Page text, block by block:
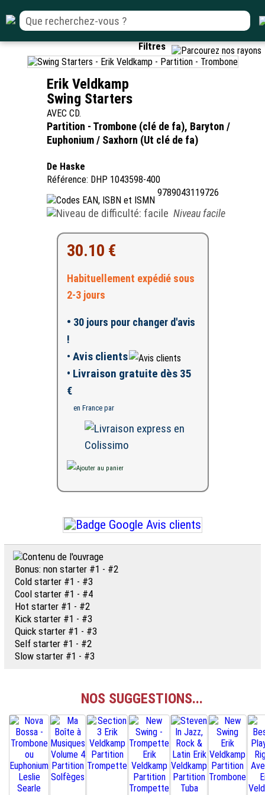
Filtres
Erik Veldkamp
Swing Starters
AVEC CD.
Partition - Trombone (clé de fa), Baryton /
Euphonium / Saxhorn (Ut clé de fa)
De Haske
Référence: DHP 1043598-400
9789043119726
Niveau facile
30.10 €
Habituellement expédié sous
2-3 jours
• 30 jours pour changer d'avis
!
• Avis clients
• Livraison gratuite dès 35
€
en France par
Bonus: non starter #1 - #2
Cold starter #1 - #3
Cool starter #1 - #4
Hot starter #1 - #2
Kick starter #1 - #3
Quick starter #1 - #3
Self starter #1 - #2
Slow starter #1 - #3
NOS SUGGESTIONS...